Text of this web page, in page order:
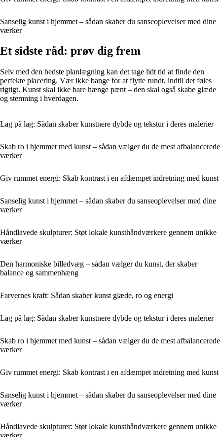
Sanselig kunst i hjemmet – sådan skaber du sanseoplevelser med dine
værker
Et sidste råd: prøv dig frem
Selv med den bedste planlægning kan det tage lidt tid at finde den
perfekte placering. Vær ikke bange for at flytte rundt, indtil det føles
rigtigt. Kunst skal ikke bare hænge pænt – den skal også skabe glæde
og stemning i hverdagen.
Lag på lag: Sådan skaber kunstnere dybde og tekstur i deres malerier
Skab ro i hjemmet med kunst – sådan vælger du de mest afbalancerede
værker
Giv rummet energi: Skab kontrast i en afdæmpet indretning med kunst
Sanselig kunst i hjemmet – sådan skaber du sanseoplevelser med dine
værker
Håndlavede skulpturer: Støt lokale kunsthåndværkere gennem unikke
værker
Den harmoniske billedvæg – sådan vælger du kunst, der skaber
balance og sammenhæng
Farvernes kraft: Sådan skaber kunst glæde, ro og energi
Lag på lag: Sådan skaber kunstnere dybde og tekstur i deres malerier
Skab ro i hjemmet med kunst – sådan vælger du de mest afbalancerede
værker
Giv rummet energi: Skab kontrast i en afdæmpet indretning med kunst
Sanselig kunst i hjemmet – sådan skaber du sanseoplevelser med dine
værker
Håndlavede skulpturer: Støt lokale kunsthåndværkere gennem unikke